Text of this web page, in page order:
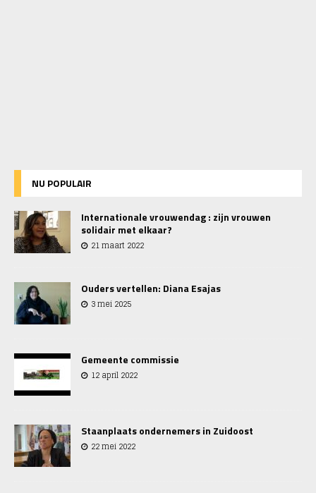
NU POPULAIR
Internationale vrouwendag : zijn vrouwen
solidair met elkaar?
21 maart 2022
Ouders vertellen: Diana Esajas
3 mei 2025
Gemeente commissie
12 april 2022
Staanplaats ondernemers in Zuidoost
22 mei 2022